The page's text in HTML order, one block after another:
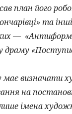
його
та
—
драму
визначати
на
імена